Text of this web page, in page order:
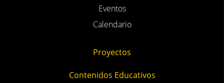
Eventos
Calendario
Proyectos
Contenidos Educativos